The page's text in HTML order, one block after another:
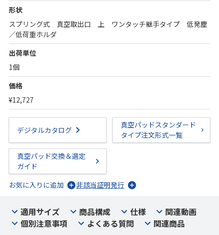
形状
スプリング式 真空取出口 上 ワンタッチ継手タイプ 低発塵
／低荷重ホルダ
出荷単位
1個
価格
¥12,727
デジタルカタログ
真空パッドスタンダード
タイプ注文形式一覧
真空パッド交換＆選定
ガイド
お気に入りに追加
非該当証明発行
適用サイズ 商品構成 仕様
関連動画
個別注意事項
よくある質問 関連商品